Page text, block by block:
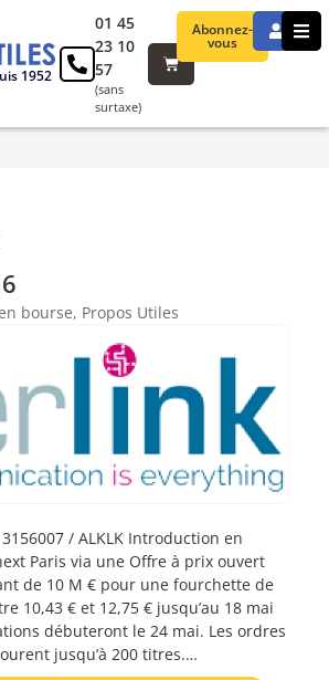
1952
Abonnez-
vous
01 45
23 10
57
(sans
surtaxe)
bourse, Propos Utiles
/ ALKLK Introduction en
Paris via une Offre à prix ouvert
de 10 M € pour une fourchette de
10,43 € et 12,75 € jusqu’au 18 mai
débuteront le 24 mai. Les ordres
jusqu’à 200 titres.…